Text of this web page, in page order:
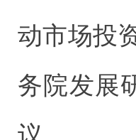
动市场投
务院发展